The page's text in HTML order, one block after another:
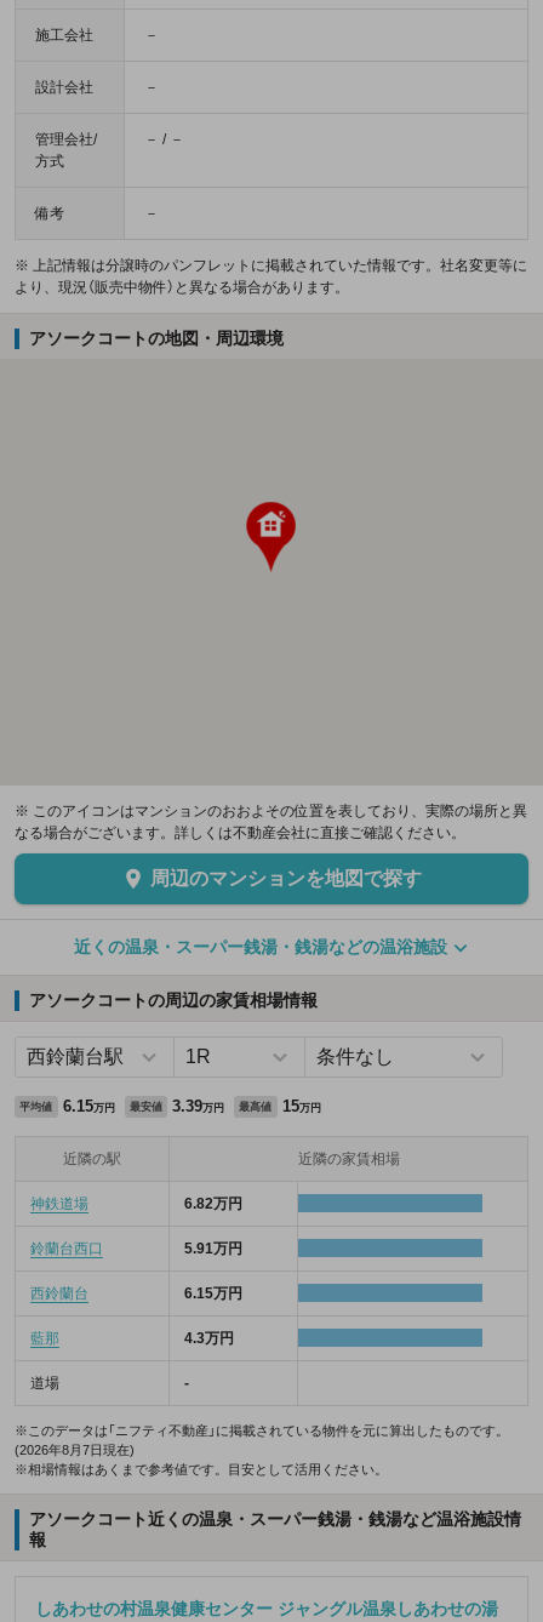
施工会社 －
設計会社 －
管理会社/
方式
－ / －
備考 －
※ 上記情報は分譲時のパンフレットに掲載されていた情報です。社名変更等に
より、現況（販売中物件）と異なる場合があります。
アソークコートの地図・周辺環境
※ このアイコンはマンションのおおよその位置を表しており、実際の場所と異
なる場合がございます。詳しくは不動産会社に直接ご確認ください。
周辺のマンションを地図で探す
近くの温泉・スーパー銭湯・銭湯などの温浴施設
アソークコートの周辺の家賃相場情報
平均値 6.15万円 最安値 3.39万円 最高値 15万円
近隣の駅 近隣の家賃相場
神鉄道場 6.82万円
鈴蘭台西口 5.91万円
西鈴蘭台 6.15万円
藍那 4.3万円
道場 -
※このデータは「ニフティ不動産」に掲載されている物件を元に算出したものです。
(2026年8月7日現在)
※相場情報はあくまで参考値です。目安として活用ください。
アソークコート近くの温泉・スーパー銭湯・銭湯など温浴施設情
報
しあわせの村温泉健康センター ジャングル温泉しあわせの湯